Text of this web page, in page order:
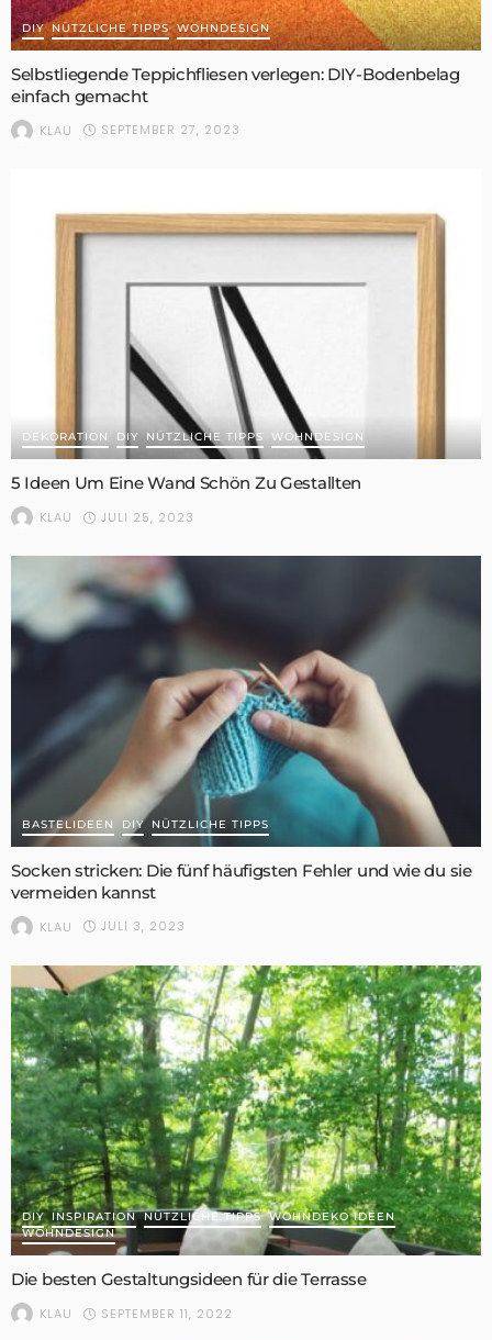
DIY NÜTZLICHE TIPPS WOHNDESIGN
Selbstliegende Teppichfliesen verlegen: DIY-Bodenbelag
einfach gemacht
KLAU SEPTEMBER 27, 2023
DEKORATION DIY NÜTZLICHE TIPPS WOHNDESIGN
5 Ideen Um Eine Wand Schön Zu Gestallten
KLAU JULI 25, 2023
BASTELIDEEN DIY NÜTZLICHE TIPPS
Socken stricken: Die fünf häufigsten Fehler und wie du sie
vermeiden kannst
KLAU JULI 3, 2023
DIY INSPIRATION NÜTZLICHE TIPPS WOHNDEKO IDEEN
WOHNDESIGN
Die besten Gestaltungsideen für die Terrasse
KLAU SEPTEMBER 11, 2022